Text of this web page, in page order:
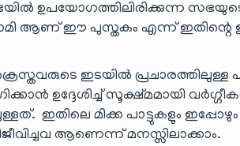
ഉപയോഗത്തിലിരിക്കുന്ന
ആണ് ഈ പുസ്തകം എന്ന് ഇതിന്റെ
ഇടയിൽ പ്രചാരത്തിലുള്ള
ഉദ്ദേശിച്ച് സൂക്ഷ്മമായി
ഇതിലെ മിക്ക പാട്ടുകളും
ആണെന്ന് മനസ്സിലാക്കാം.